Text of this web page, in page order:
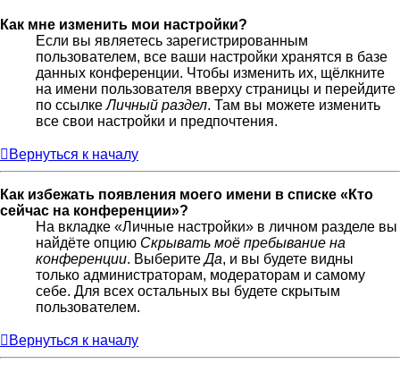
Как мне изменить мои настройки?
Если вы являетесь зарегистрированным
пользователем, все ваши настройки хранятся в базе
данных конференции. Чтобы изменить их, щёлкните
на имени пользователя вверху страницы и перейдите
по ссылкеЛичный раздел. Там вы можете изменить
все свои настройки и предпочтения.
Вернуться к началу
Как избежать появления моего имени в списке «Кто
сейчас на конференции»?
На вкладке «Личные настройки» в личном разделе вы
найдёте опцию Скрывать моё пребывание на
конференции. ВыберитеДа, и вы будете видны
только администраторам, модераторам и самому
себе. Для всех остальных вы будете скрытым
пользователем.
Вернуться к началу